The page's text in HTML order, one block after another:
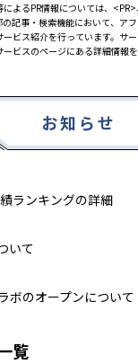
よるPR情報については、
記事・検索機能において、ア
ビス紹介を行っています。サ
ビスのページにある詳細情報を
お知らせ
ランキングの詳細
いて
ボのオープンについて
覧